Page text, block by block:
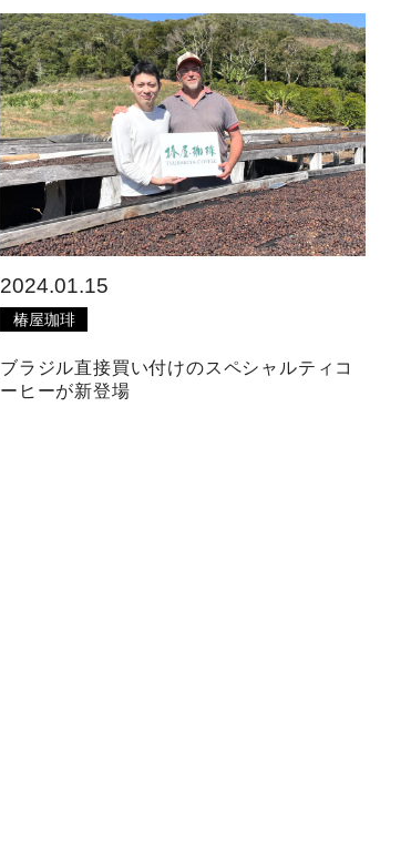
2024.01.15
椿屋珈琲
ブラジル直接買い付けのスペシャルティコ
ーヒーが新登場